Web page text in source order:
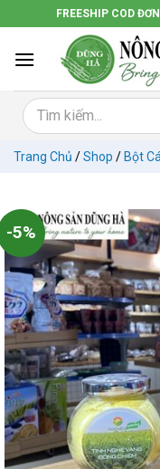
đến
dung
FREESHIP COD
Trang Chủ /Shop / Bột
-5%